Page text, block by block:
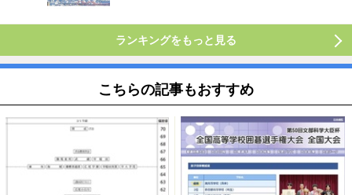
ランキングをもっと見る
こちらの記事もおすすめ